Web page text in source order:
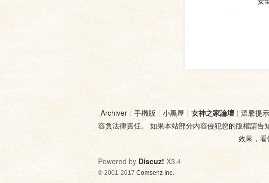
Archiver | 手機版 | 小黑屋 | 女神之家論壇( 溫馨提
容負法律責任。 如果本站部分内容侵犯您的版權請
效果，
Powered by Discuz! X3.4
© 2001-2017 Comsenz Inc.